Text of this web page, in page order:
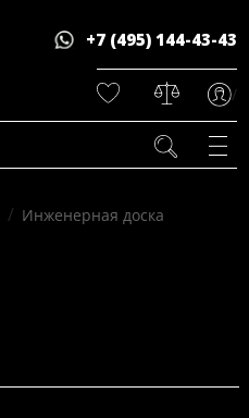
+7 (495) 144-43-43
/
/ Инженерная доска